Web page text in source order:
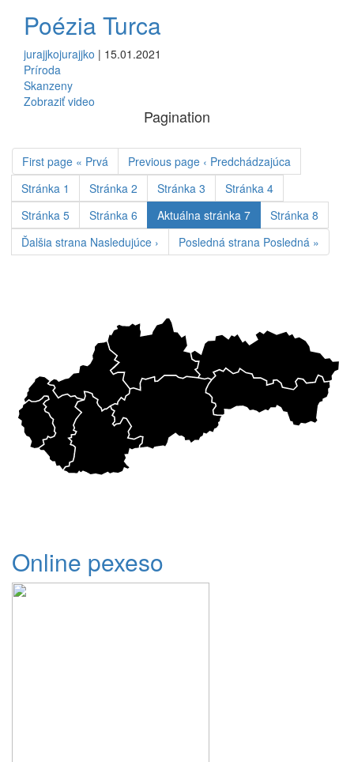
Poézia Turca
jurajjkojurajjko | 15.01.2021
Príroda
Skanzeny
Zobraziť video
Pagination
First page « Prvá Previous page ‹ Predchádzajúca
Stránka 1 Stránka 2 Stránka 3 Stránka 4
Stránka 5 Stránka 6 Aktuálna stránka 7 Stránka 8
Ďalšia strana Nasledujúce › Posledná strana Posledná »
Online pexeso